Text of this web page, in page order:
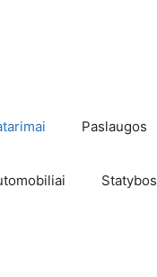
Paslaugos
Statybos